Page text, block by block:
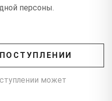
персоны.
может